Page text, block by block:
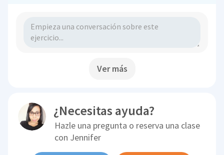
Ver más
¿Necesitas ayuda?
Hazle una pregunta o reserva una clase
con Jennifer